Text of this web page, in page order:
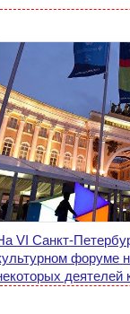
VI Санкт-
форуме
деятелей